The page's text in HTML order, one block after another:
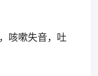
咳嗽失音，吐